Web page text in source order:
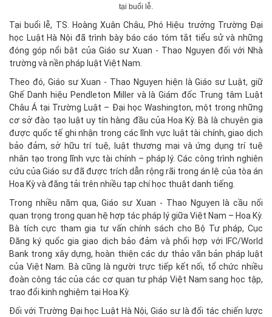
tại buổi lễ.
Tại buổi lễ, TS. Hoàng Xuân Châu, Phó Hiệu trưởng Trường Đại
học Luật Hà Nội đã trình bày báo cáo tóm tắt tiểu sử và những
đóng góp nổi bật của Giáo sư Xuan - Thao Nguyen đối với Nhà
trường và nền pháp luật Việt Nam.
Theo đó, Giáo sư Xuan - Thao Nguyen hiện là Giáo sư Luật, giữ
Ghế Danh hiệu Pendleton Miller và là Giám đốc Trung tâm Luật
Châu Á tại Trường Luật – Đại học Washington, một trong những
cơ sở đào tạo luật uy tín hàng đầu của Hoa Kỳ. Bà là chuyên gia
được quốc tế ghi nhận trong các lĩnh vực luật tài chính, giao dịch
bảo đảm, sở hữu trí tuệ, luật thương mại và ứng dụng trí tuệ
nhân tạo trong lĩnh vực tài chính – pháp lý. Các công trình nghiên
cứu của Giáo sư đã được trích dẫn rộng rãi trong án lệ của tòa án
Hoa Kỳ và đăng tải trên nhiều tạp chí học thuật danh tiếng.
Trong nhiều năm qua, Giáo sư Xuan - Thao Nguyen là cầu nối
quan trọng trong quan hệ hợp tác pháp lý giữa Việt Nam – Hoa Kỳ.
Bà tích cực tham gia tư vấn chính sách cho Bộ Tư pháp, Cục
Đăng ký quốc gia giao dịch bảo đảm và phối hợp với IFC/World
Bank trong xây dựng, hoàn thiện các dự thảo văn bản pháp luật
của Việt Nam. Bà cũng là người trực tiếp kết nối, tổ chức nhiều
đoàn công tác của các cơ quan tư pháp Việt Nam sang học tập,
trao đổi kinh nghiệm tại Hoa Kỳ.
Đối với Trường Đại học Luật Hà Nội, Giáo sư là đối tác chiến lược